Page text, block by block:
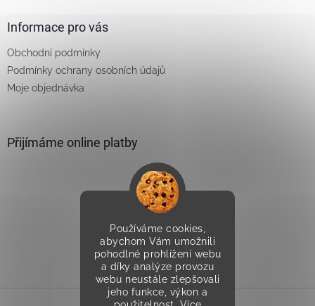
Používáme cookies,
abychom Vám umožnili
pohodlné prohlížení webu
a díky analýze provozu
webu neustále zlepšovali
jeho funkce, výkon a
u
Informace pro vás
Obchodní podmínky
Podmínky ochrany osobních údajů
Moje objednávka
Přijímáme online platby
Vytvořilo Studio Avocado